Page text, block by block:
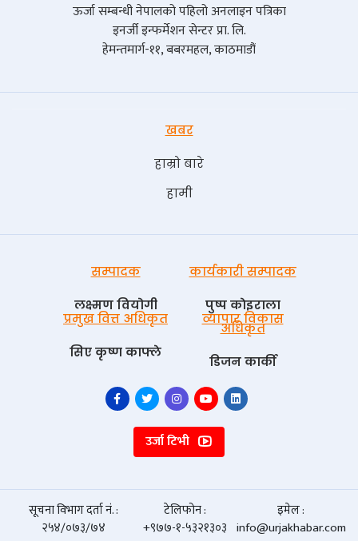
ऊर्जा सम्बन्धी नेपालको पहिलो अनलाइन पत्रिका
इनर्जी इन्फर्मेशन सेन्टर प्रा. लि.
हेमन्तमार्ग-११, बबरमहल, काठमाडौं
खबर
हाम्रो बारे
हामी
सम्पादक
लक्ष्मण वियोगी
कार्यकारी सम्पादक
पुष्प काेइराला
प्रमुख वित्त अधिकृत
सिए कृष्ण काफ्ले
व्यापार विकास
अधिकृत
डिजन कार्की
उर्जा टिभी
सूचना विभाग दर्ता नं. :
२५४/०७३/७४
टेलिफोन :
+९७७-१-५३२१३०३
इमेल :
info@urjakhabar.com